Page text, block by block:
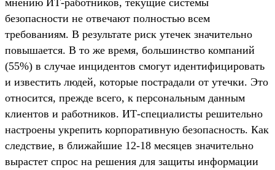
безопасности не отвечают полностью всем
требованиям. В результате риск утечек значительно
повышается. В то же время, большинство компаний
(55%) в случае инцидентов смогут идентифицировать
и известить людей, которые пострадали от утечки. Это
относится, прежде всего, к персональным данным
клиентов и работников. ИТ-специалисты решительно
настроены укрепить корпоративную безопасность. Как
следствие, в ближайшие 12-18 месяцев значительно
вырастет спрос на решения для защиты информации